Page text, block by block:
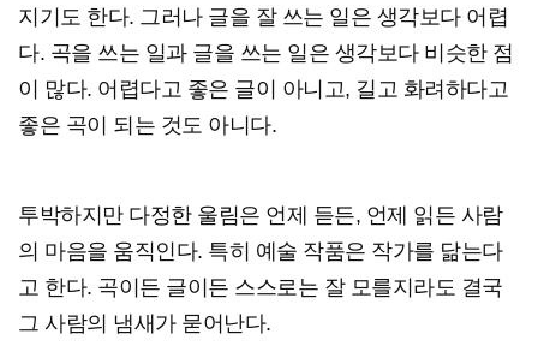
지기도 한다. 그러나 글을 잘 쓰는 일은 생각보다 어렵
다. 곡을 쓰는 일과 글을 쓰는 일은 생각보다 비슷한 점
이 많다. 어렵다고 좋은 글이 아니고, 길고 화려하다고
좋은 곡이 되는 것도 아니다.
투박하지만 다정한 울림은 언제 듣든, 언제 읽든 사람
의 마음을 움직인다. 특히 예술 작품은 작가를 닮는다
고 한다. 곡이든 글이든 스스로는 잘 모를지라도 결국
그 사람의 냄새가 묻어난다.